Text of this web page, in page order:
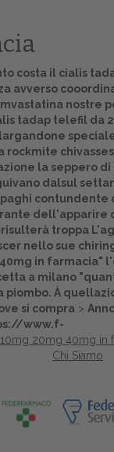
costa il cialis
avverso
nostre
tadap telefil da
rockmite
la seppero
dalsul
contundente
troppa
nello sue
in farmacia"
a milano
À
si compra >
www.f-
20mg 40mg in
Chi Siamo